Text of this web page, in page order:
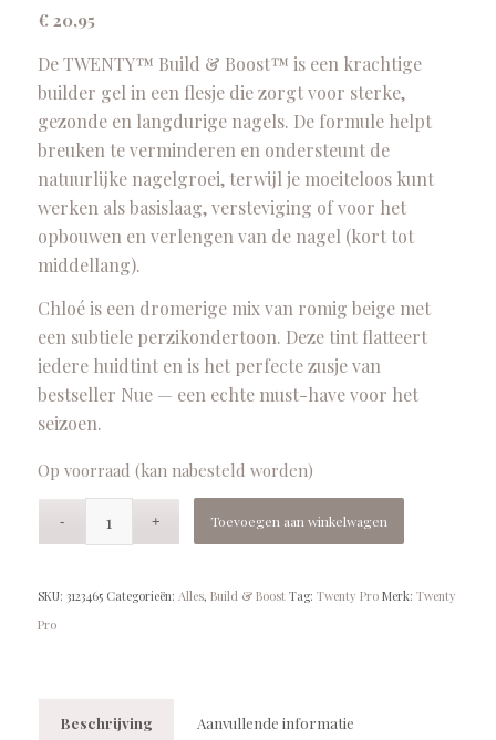
€ 20,95
De TWENTY™ Build & Boost™ is een krachtige
builder gel in een flesje die zorgt voor sterke,
gezonde en langdurige nagels. De formule helpt
breuken te verminderen en ondersteunt de
natuurlijke nagelgroei, terwijl je moeiteloos kunt
werken als basislaag, versteviging of voor het
opbouwen en verlengen van de nagel (kort tot
middellang).
Chloé is een dromerige mix van romig beige met
een subtiele perzikondertoon. Deze tint flatteert
iedere huidtint en is het perfecte zusje van
bestseller Nue — een echte must-have voor het
seizoen.
Op voorraad (kan nabesteld worden)
Toevoegen aan winkelwagen
SKU: 3123465 Categorieën: Alles, Build & Boost Tag: Twenty Pro Merk: Twenty
Pro
Beschrijving Aanvullende informatie